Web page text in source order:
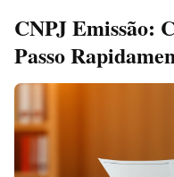
CNPJ Emissão:
Passo